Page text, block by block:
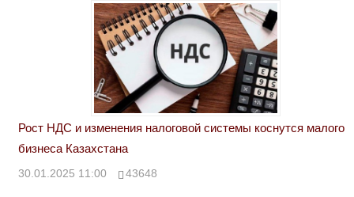
Рост НДС и изменения налоговой системы коснутся малого
бизнеса Казахстана
30.01.2025 11:00 43648